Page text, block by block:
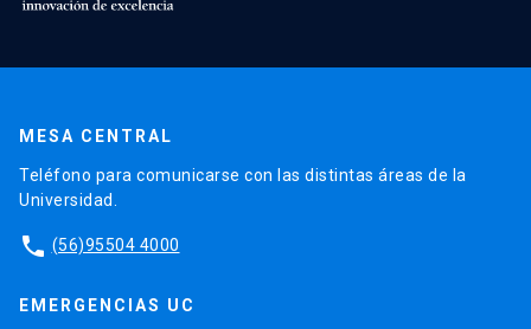
MESA CENTRAL
Teléfono para comunicarse con las distintas áreas de la
Universidad.
phone (56)95504 4000
EMERGENCIAS UC